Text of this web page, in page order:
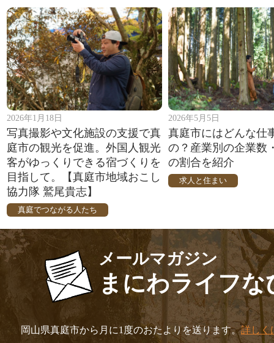
2026年1月18日
写真撮影や文化施設の支援で真
庭市の観光を促進。外国人観光
客がゆっくりできる宿づくりを
目指して。【真庭市地域おこし
協力隊 鷲尾貴志】
真庭でつながる人たち
2026年5月5日
真庭市にはどんな仕
の？産業別の企業数
の割合を紹介
求人と住まい
メールマガジン
まにわライフな
岡山県真庭市から月に1度のおたよりを送ります。詳しく